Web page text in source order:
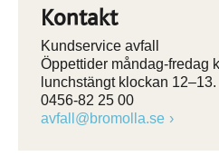
Kontakt
Kundservice avfall
Öppettider måndag-fredag
lunchstängt klockan 12–13.
0456-82 25 00
avfall@bromolla.se